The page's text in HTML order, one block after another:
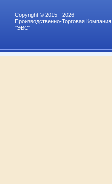
Copyright © 2015 - 2026
Производственно-Торговая Компания
"ЭВС"